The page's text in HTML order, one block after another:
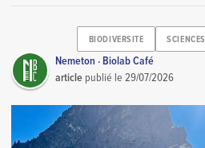
BIODIVERSITE
Nemeton · Biolab Café
article publié le29/07/2026